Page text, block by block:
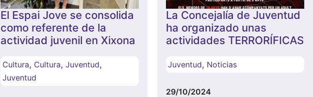
El Espai Jove se consolida
como referente de la
actividad juvenil en Xixona
Cultura, Cultura, Juventud,
Juventud
La Concejalía de Juventud
ha organizado unas
actividades TERRORÍFICAS
Juventud, Noticias
29/10/2024